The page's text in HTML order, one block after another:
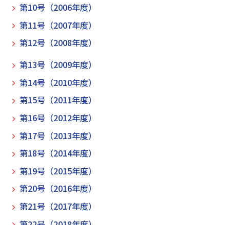
第10号（2006年度）
第11号（2007年度）
第12号（2008年度）
第13号（2009年度）
第14号（2010年度）
第15号（2011年度）
第16号（2012年度）
第17号（2013年度）
第18号（2014年度）
第19号（2015年度）
第20号（2016年度）
第21号（2017年度）